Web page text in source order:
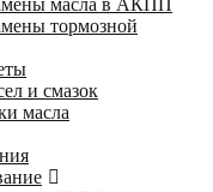
масла в АКПП
тормозной
и смазок
масла